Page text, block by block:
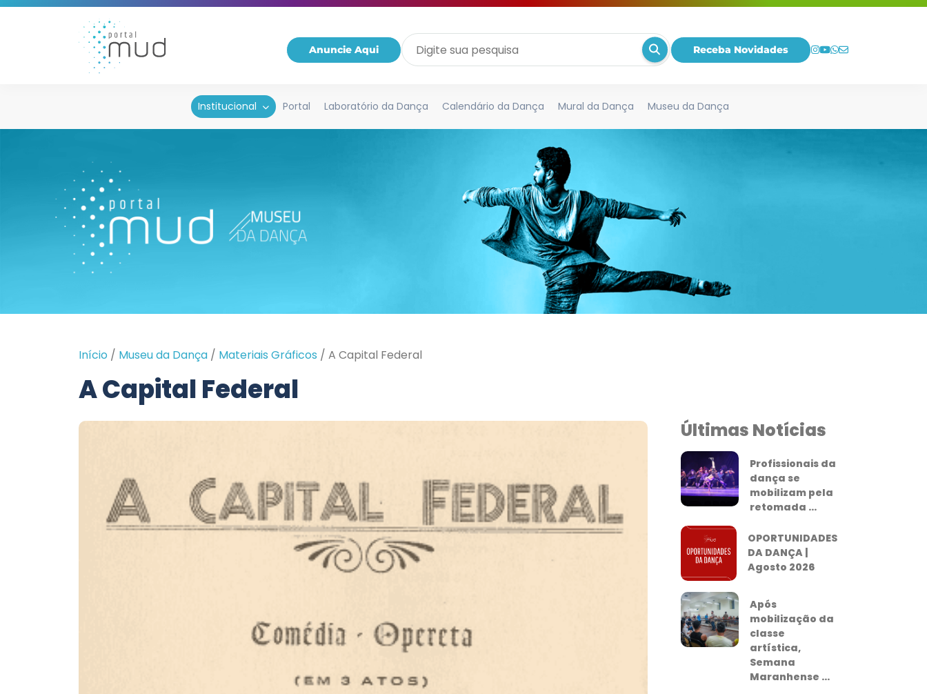
Anuncie Aqui Receba Novidades
Institucional Portal Laboratório da Dança Calendário da Dança Mural da Dança Museu da Dança
Início / Museu da Dança / Materiais Gráficos / A Capital Federal
A Capital Federal
Últimas Notícias
Profissionais da
dança se
mobilizam pela
retomada ...
OPORTUNIDADES
DA DANÇA |
Agosto 2026
Após
mobilização da
classe
artística,
Semana
Maranhense ...